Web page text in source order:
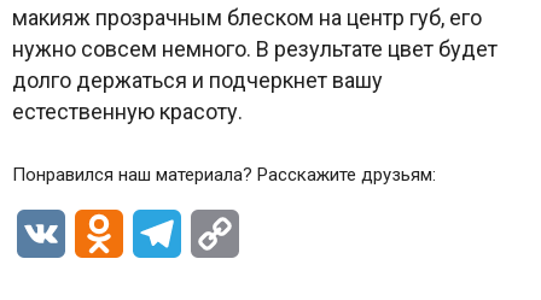
макияж прозрачным блеском на центр губ, его
нужно совсем немного. В результате цвет будет
долго держаться и подчеркнет вашу
естественную красоту.
Понравился наш материала? Расскажите друзьям:
VK Odnoklassniki
Telegram